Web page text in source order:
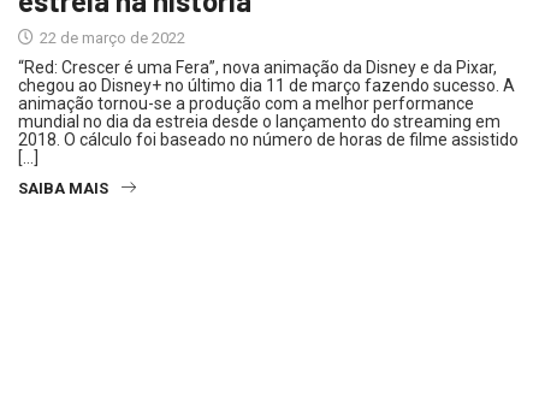
22 de março de 2022
“Red: Crescer é uma Fera”, nova animação da Disney e da Pixar,
chegou ao Disney+ no último dia 11 de março fazendo sucesso. A
animação tornou-se a produção com a melhor performance
mundial no dia da estreia desde o lançamento do streaming em
2018. O cálculo foi baseado no número de horas de filme assistido
[…]
SAIBA MAIS